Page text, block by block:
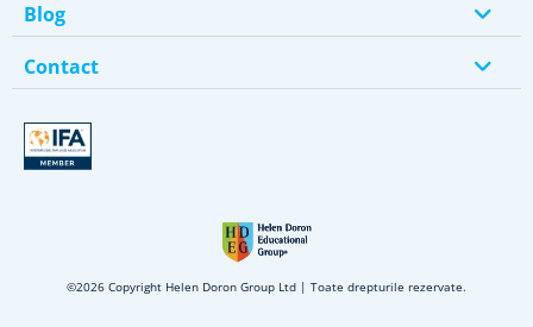
Blog
Contact
©2026 Copyright Helen Doron Group Ltd | Toate drepturile rezervate.